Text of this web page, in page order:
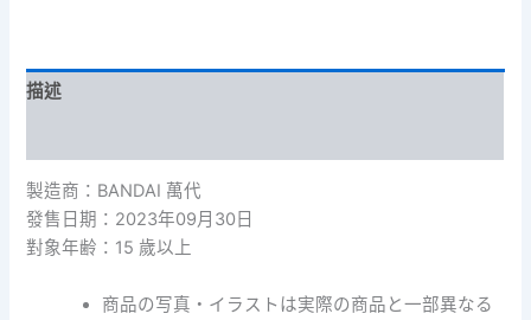
量
描述
製造商：BANDAI 萬代
發售日期：2023年09月30日
對象年齢：15 歲以上
商品の写真・イラストは実際の商品と一部異なる